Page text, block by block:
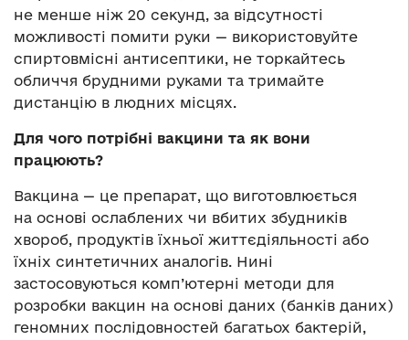
не менше ніж 20 секунд, за відсутності
можливості помити руки — використовуйте
спиртовмісні антисептики, не торкайтесь
обличчя брудними руками та тримайте
дистанцію в людних місцях.
Для чого потрібні вакцини та як вони
працюють?
Вакцина — це препарат, що виготовлюється
на основі ослаблених чи вбитих збудників
хвороб, продуктів їхньої життєдіяльності або
їхніх синтетичних аналогів. Нині
застосовуються комп’ютерні методи для
розробки вакцин на основі даних (банків даних)
геномних послідовностей багатьох бактерій,